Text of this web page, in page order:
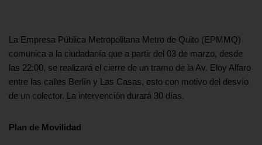
La Empresa Pública Metropolitana Metro de Quito (EPMMQ)
comunica a la ciudadanía que a partir del 03 de marzo, desde
las 22:00, se realizará el cierre de un tramo de la Av. Eloy Alfaro
entre las calles Berlín y Las Casas, esto con motivo del desvío
de un colector. La intervención durará 30 días.
Plan de Movilidad